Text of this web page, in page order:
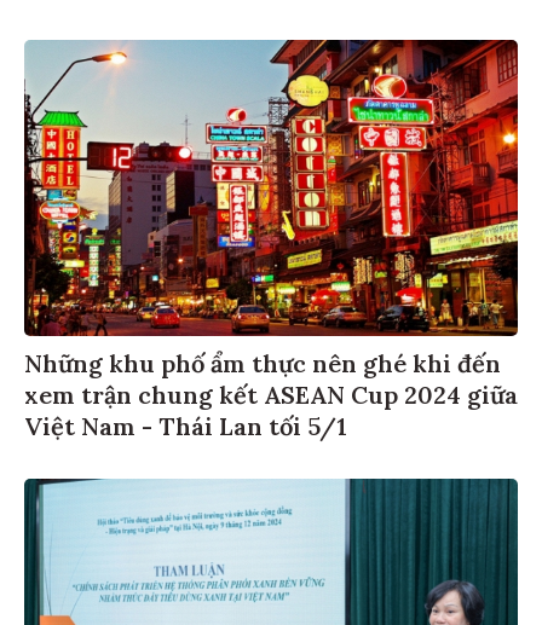
Những khu phố ẩm thực nên ghé khi đến
xem trận chung kết ASEAN Cup 2024 giữa
Việt Nam - Thái Lan tối 5/1